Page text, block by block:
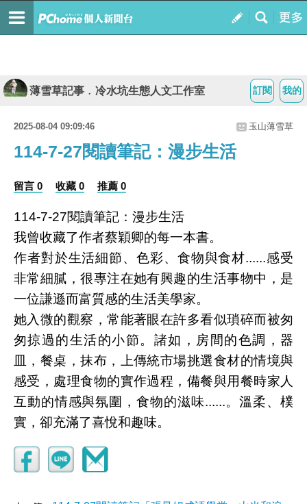
我的
訂閱
薄雪草記事﹒冷水坑生態人文工作室
2025-08-04 09:09:46 玉山薄雪草
114-7-27閱讀筆記：漫步生活
留言 0 收藏 0 推薦 0
114-7-27閱讀筆記：漫步生活
我曾收藏了作者蔡穎卿的每一本書。
作者對於生活細節、色彩、食物與食材......感受
非常細膩，很專注在她有興趣的生活事物中，是
一位謙遜而富質感的生活美學家。
她入微的觀察，常能著眼在許多看似瑣碎而被匆
匆掠過的生活的小節。諸如，房間的色調，器
皿，餐桌，抹布，上傳統市場挑選食材的情境與
感受，處理食物的實作過程，備餐與用餐時家人
互動的情感與氛圍，食物的滋味......。溫柔、樸
實，卻充滿了喜悅和趣味。